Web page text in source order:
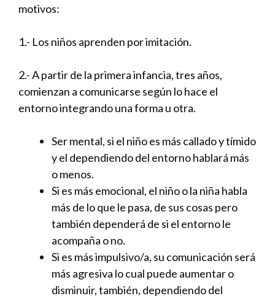
motivos:
1.- Los niños aprenden por imitación.
2.- A partir de la primera infancia, tres años,
comienzan a comunicarse según lo hace el
entorno integrando una forma u otra.
Ser mental, si el niño es más callado y tímido
y el dependiendo del entorno hablará más
o menos.
Si es más emocional, el niño o la niña habla
más de lo que le pasa, de sus cosas pero
también dependerá de si el entorno le
acompaña o no.
Si es más impulsivo/a, su comunicación será
más agresiva lo cual puede aumentar o
disminuir, también, dependiendo del